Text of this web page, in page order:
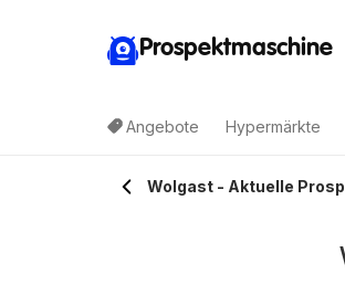
Prospektmaschine
Angebote Hypermärkte
Wolgast - Aktuelle